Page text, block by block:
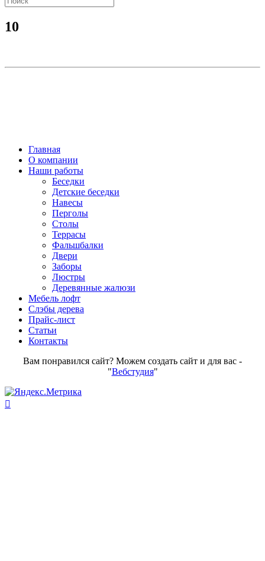
10
Главная
О компании
Наши работы
Беседки
Детские беседки
Навесы
Перголы
Столы
Террасы
Фальшбалки
Двери
Заборы
Люстры
Деревянные жалюзи
Мебель лофт
Слэбы дерева
Прайс-лист
Статьи
Контакты
Вам понравился сайт? Можем создать сайт и для вас -
"Вебстудия"